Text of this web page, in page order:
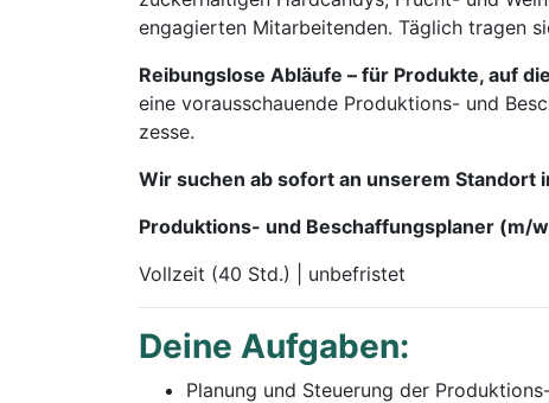
engagierten Mitarbeitenden. Täglich tragen
Rei­bungs­lo­se Ab­läu­fe – für Pro­duk­te, auf
ei­ne vor­aus­schau­en­de Pro­duk­ti­ons- und
zes­se.
Wir su­chen ab so­fort an un­se­rem Stand­ort
Produktions- und Beschaffungsplaner (m/
Vollzeit (40 Std.) | unbefristet
Dei­ne Auf­ga­ben:
Planung und Steuerung der